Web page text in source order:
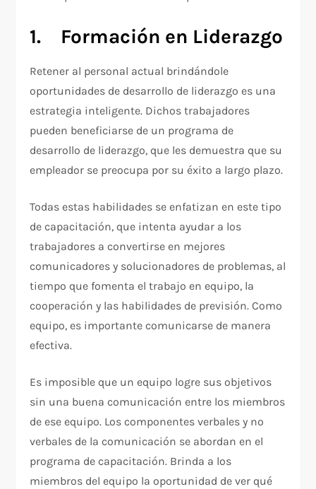
1. Formación en Liderazgo
Retener al personal actual brindándole
oportunidades de desarrollo de liderazgo es una
estrategia inteligente. Dichos trabajadores
pueden beneficiarse de un programa de
desarrollo de liderazgo, que les demuestra que su
empleador se preocupa por su éxito a largo plazo.
Todas estas habilidades se enfatizan en este tipo
de capacitación, que intenta ayudar a los
trabajadores a convertirse en mejores
comunicadores y solucionadores de problemas, al
tiempo que fomenta el trabajo en equipo, la
cooperación y las habilidades de previsión. Como
equipo, es importante comunicarse de manera
efectiva.
Es imposible que un equipo logre sus objetivos
sin una buena comunicación entre los miembros
de ese equipo. Los componentes verbales y no
verbales de la comunicación se abordan en el
programa de capacitación. Brinda a los
miembros del equipo la oportunidad de ver qué